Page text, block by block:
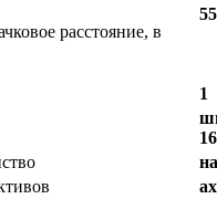
расстояние, в
1